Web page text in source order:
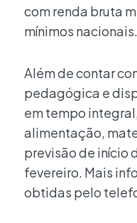
com renda bruta
mínimos nacionais.
Além de contar
pedagógica e
em tempo
alimentação,
previsão de início
fevereiro. Mais
obtidas pelo